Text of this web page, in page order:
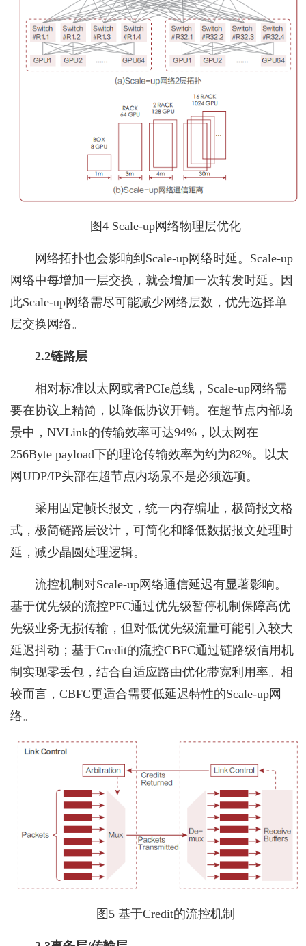
图4 Scale-up网络物理层优化
网络拓扑也会影响到Scale-up网络时延。Scale-up
网络中每增加一层交换，就会增加一次转发时延。因
此Scale-up网络需尽可能减少网络层数，优先选择单
层交换网络。
2.2链路层
相对标准以太网或者PCIe总线，Scale-up网络需
要在协议上精简，以降低协议开销。在超节点内部场
景中，NVLink的传输效率可达94%，以太网在
256Byte payload下的理论传输效率为约为82%。以太
网UDP/IP头部在超节点内场景不是必须选项。
采用固定帧长报文，统一内存编址，极简报文格
式，极简链路层设计，可简化和降低数据报文处理时
延，减少晶圆处理逻辑。
流控机制对Scale-up网络通信延迟有显著影响。
基于优先级的流控PFC通过优先级暂停机制保障高优
先级业务无损传输，但对低优先级流量可能引入较大
延迟抖动；基于Credit的流控CBFC通过链路级信用机
制实现零丢包，结合自适应路由优化带宽利用率。相
较而言，CBFC更适合需要低延迟特性的Scale-up网
络。
图5 基于Credit的流控机制